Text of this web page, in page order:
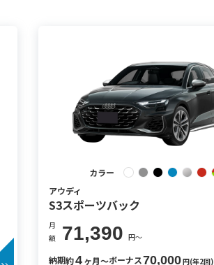
カラー
アウディ
S3スポーツバック
月
額
71,390 円〜
納期約4ヶ月〜ボーナス70,000円(年2回)